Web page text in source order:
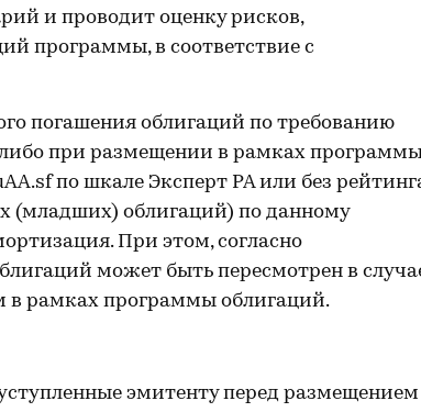
и проводит оценку рисков,
программы, в соответствие с
погашения облигаций по требованию
либо при размещении в рамках
по шкале Эксперт РА или без
(младших) облигаций) по данному
При этом, согласно
может быть пересмотрен в
в рамках программы облигаций.
эмитенту перед размещением